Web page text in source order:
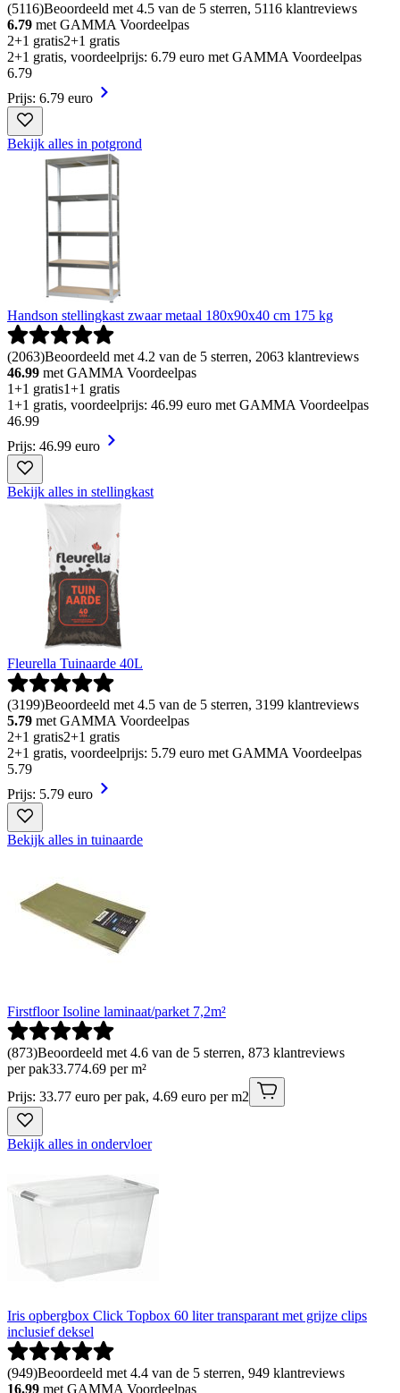
(5116)Beoordeeld met 4.5 van de 5 sterren, 5116 klantreviews
6.79 met GAMMA Voordeelpas
2+1 gratis2+1 gratis
2+1 gratis, voordeelprijs: 6.79 euro met GAMMA Voordeelpas
6.79
Prijs: 6.79 euro
Bekijk alles in potgrond
Handson stellingkast zwaar metaal 180x90x40 cm 175 kg
(2063)Beoordeeld met 4.2 van de 5 sterren, 2063 klantreviews
46.99 met GAMMA Voordeelpas
1+1 gratis1+1 gratis
1+1 gratis, voordeelprijs: 46.99 euro met GAMMA Voordeelpas
46.99
Prijs: 46.99 euro
Bekijk alles in stellingkast
Fleurella Tuinaarde 40L
(3199)Beoordeeld met 4.5 van de 5 sterren, 3199 klantreviews
5.79 met GAMMA Voordeelpas
2+1 gratis2+1 gratis
2+1 gratis, voordeelprijs: 5.79 euro met GAMMA Voordeelpas
5.79
Prijs: 5.79 euro
Bekijk alles in tuinaarde
Firstfloor Isoline laminaat/parket 7,2m²
(873)Beoordeeld met 4.6 van de 5 sterren, 873 klantreviews
per pak33.774.69 per m²
Prijs: 33.77 euro per pak, 4.69 euro per m2
Bekijk alles in ondervloer
Iris opbergbox Click Topbox 60 liter transparant met grijze clips
inclusief deksel
(949)Beoordeeld met 4.4 van de 5 sterren, 949 klantreviews
16.99 met GAMMA Voordeelpas